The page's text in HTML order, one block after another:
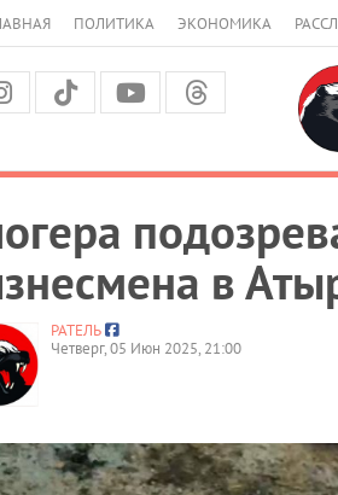
ПОЛИТИКА ЭКОНОМИКА
в
РАТЕЛЬ
Четверг, 05 Июн 2025, 21:00